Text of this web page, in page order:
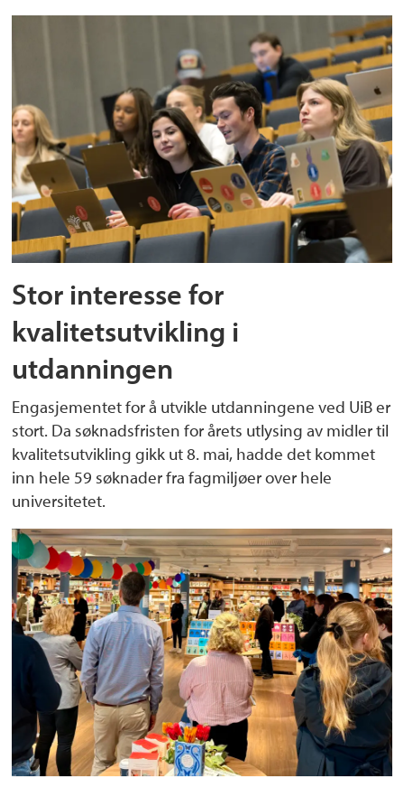
Stor interesse for
kvalitetsutvikling i
utdanningen
Engasjementet for å utvikle utdanningene ved UiB er
stort. Da søknadsfristen for årets utlysing av midler til
kvalitetsutvikling gikk ut 8. mai, hadde det kommet
inn hele 59 søknader fra fagmiljøer over hele
universitetet.